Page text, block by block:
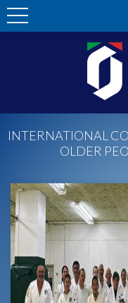
INTERNATIONAL
OLDER